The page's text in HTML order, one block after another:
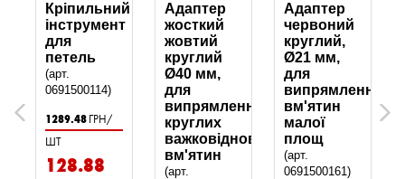
Previous
Кріпильний
інструмент
для
петель
(арт.
0691500114)
1289.48ГРН/
ШТ
128.88
Адаптер
жосткий
жовтий
круглий
Ø40 мм,
для
випрямлення
круглих
важковідновлюваних
вм'ятин
(арт.
Адаптер
червоний
круглий,
Ø21 мм,
для
випрямлення
вм'ятин
малої
площ
(арт.
0691500161)
Next